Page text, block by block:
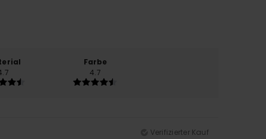
Farbe
4.7
Verifizierter Kauf